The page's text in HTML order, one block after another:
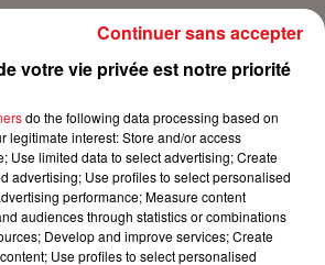
8 décembre 2022 à 20h00
au8 décembre 2022 à 22h00
Payant
de 47€ à 67€
votre vie privée est notre priorité
do the following data processing based on
legitimate interest: Store and/or access
Use limited data to select advertising; Create
advertising; Use profiles to select personalised
performance; Measure content
audiences through statistics or combinations
Develop and improve services; Create
Use profiles to select personalised
Continuer sans accepter